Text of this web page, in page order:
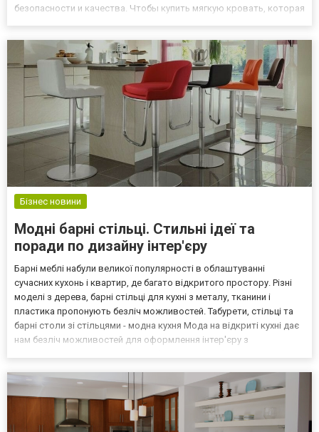
безопасности и качества. Чтобы купить мягкую кровать, которая
Мебели....
Бізнес новини
Модні барні стільці. Стильні ідеї та
поради по дизайну інтер'єру
Барні меблі набули великої популярності в облаштуванні
сучасних кухонь і квартир, де багато відкритого простору. Різні
моделі з дерева, барні стільці для кухні з металу, тканини і
пластика пропонують безліч можливостей. Табурети, стільці та
барні столи зі стільцями - модна кухня Мода на відкриті кухні дає
нам безліч можливостей для оформлення інтер'єру з